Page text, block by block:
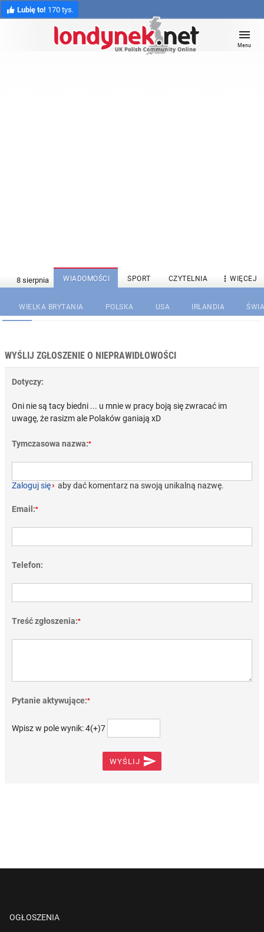
Lubię to! 170 tys.
Menu
WIADOMOŚCI SPORT CZYTELNIA  WIĘCEJ
WIELKA BRYTANIA POLSKA USA IRLANDIA
WYŚLIJ ZGŁOSZENIE O NIEPRAWIDŁOWOŚCI
Dotyczy:
Oni nie są tacy biedni ... u mnie w pracy boją się zwracać im
uwagę, że rasizm ale Polaków ganiają xD
Tymczasowa nazwa:*
Zaloguj się› aby dać komentarz na swoją unikalną nazwę.
Email:*
Telefon:
Treść zgłoszenia:*
Pytanie aktywujące:*
Wpisz w pole wynik: 4(+)7
WYŚLIJ 
OGŁOSZENIA